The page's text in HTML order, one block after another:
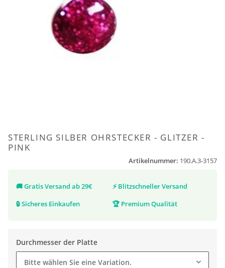
STERLING SILBER OHRSTECKER - GLITZER -
PINK
Artikelnummer: 190.A.3-3157
🚚Gratis Versand ab 29€ ⚡ Blitzschneller Versand
🔒Sicheres Einkaufen 🏆 Premium Qualität
Durchmesser der Platte
Bitte wählen Sie eine Variation.